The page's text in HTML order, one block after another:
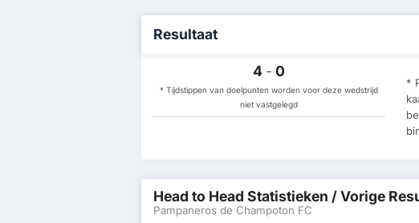
Resultaat
4 - 0
* Tijdstippen van doelpunten worden voor deze wedstrijd
niet vastgelegd
*
Head to Head Statistieken / Vorige
Pampaneros de Champoton FC